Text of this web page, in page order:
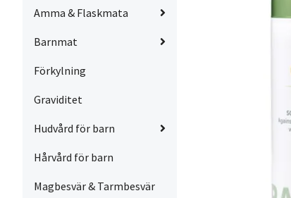
Amma & Flaskmata
Barnmat
Förkylning
Graviditet
Hudvård för barn
Hårvård för barn
Magbesvär & Tarmbesvär